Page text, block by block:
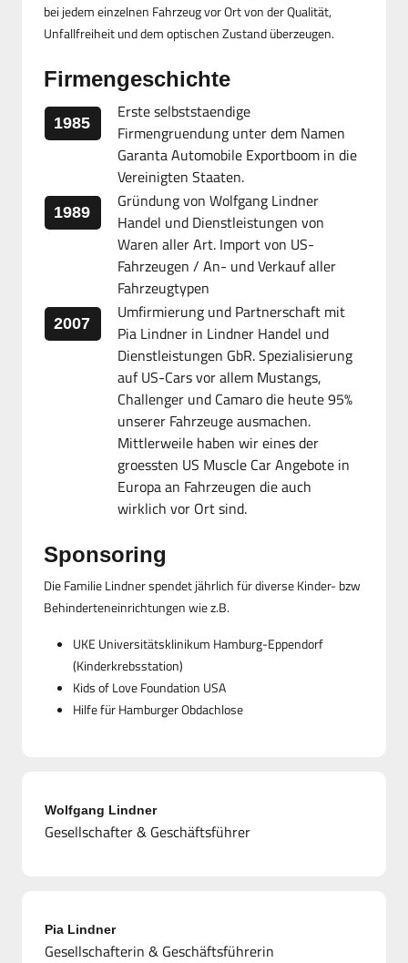
bei jedem einzelnen Fahrzeug vor Ort von der Qualität,
Unfallfreiheit und dem optischen Zustand überzeugen.
Firmengeschichte
1985
Erste selbststaendige
Firmengruendung unter dem Namen
Garanta Automobile Exportboom in die
Vereinigten Staaten.
1989
Gründung von Wolfgang Lindner
Handel und Dienstleistungen von
Waren aller Art. Import von US-
Fahrzeugen / An- und Verkauf aller
Fahrzeugtypen
2007
Umfirmierung und Partnerschaft mit
Pia Lindner in Lindner Handel und
Dienstleistungen GbR. Spezialisierung
auf US-Cars vor allem Mustangs,
Challenger und Camaro die heute 95%
unserer Fahrzeuge ausmachen.
Mittlerweile haben wir eines der
groessten US Muscle Car Angebote in
Europa an Fahrzeugen die auch
wirklich vor Ort sind.
Sponsoring
Die Familie Lindner spendet jährlich für diverse Kinder- bzw
Behinderteneinrichtungen wie z.B.
UKE Universitätsklinikum Hamburg-Eppendorf
(Kinderkrebsstation)
Kids of Love Foundation USA
Hilfe für Hamburger Obdachlose
Wolfgang Lindner
Gesellschafter & Geschäftsführer
Pia Lindner
Gesellschafterin & Geschäftsführerin